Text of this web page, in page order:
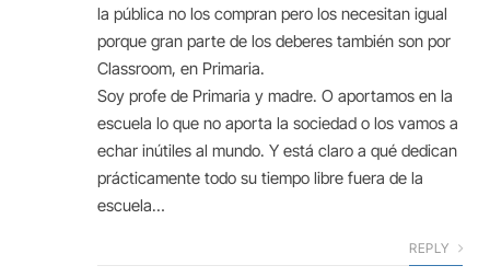
la pública no los compran pero los necesitan igual
porque gran parte de los deberes también son por
Classroom, en Primaria.
Soy profe de Primaria y madre. O aportamos en la
escuela lo que no aporta la sociedad o los vamos a
echar inútiles al mundo. Y está claro a qué dedican
prácticamente todo su tiempo libre fuera de la
escuela…
REPLY